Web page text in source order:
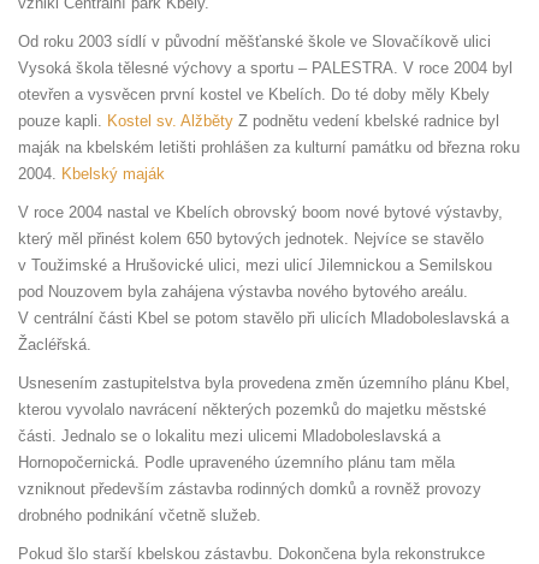
Od roku 2003 sídlí v původní měšťanské škole ve Slovačíkově ulici
Vysoká škola tělesné výchovy a sportu – PALESTRA. V roce 2004 byl
otevřen a vysvěcen první kostel ve Kbelích. Do té doby měly Kbely
pouze kapli. Kostel sv. Alžběty Z podnětu vedení kbelské radnice byl
maják na kbelském letišti prohlášen za kulturní památku od března roku
2004. Kbelský maják
V roce 2004 nastal ve Kbelích obrovský boom nové bytové výstavby,
který měl přinést kolem 650 bytových jednotek. Nejvíce se stavělo
v Toužimské a Hrušovické ulici, mezi ulicí Jilemnickou a Semilskou
pod Nouzovem byla zahájena výstavba nového bytového areálu.
V centrální části Kbel se potom stavělo při ulicích Mladoboleslavská a
Žacléřská.
Usnesením zastupitelstva byla provedena změn územního plánu Kbel,
kterou vyvolalo navrácení některých pozemků do majetku městské
části. Jednalo se o lokalitu mezi ulicemi Mladoboleslavská a
Hornopočernická. Podle upraveného územního plánu tam měla
vzniknout především zástavba rodinných domků a rovněž provozy
drobného podnikání včetně služeb.
Pokud šlo starší kbelskou zástavbu. Dokončena byla rekonstrukce